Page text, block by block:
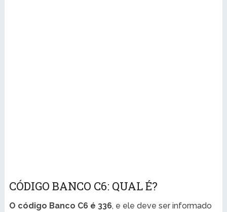
CÓDIGO BANCO C6: QUAL É?
O código Banco C6 é 336, e ele deve ser informado